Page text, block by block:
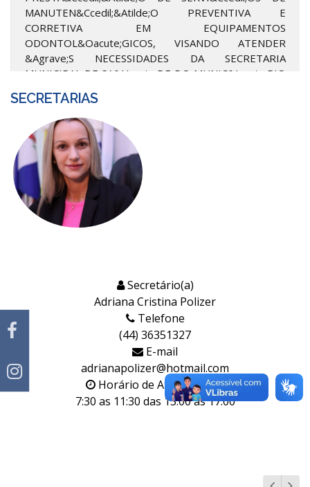
MANUTEN&Ccedil;&Atilde;O PREVENTIVA E
CORRETIVA EM EQUIPAMENTOS
ODONTOL&Oacute;GICOS, VISANDO ATENDER
&Agrave;S NECESSIDADES DA SECRETARIA
MUNICIPAL DE SA&Uacute;DE DO MUNIC&Iacute;PIO
SECRETARIAS
Secretário(a)
Adriana Cristina Polizer
Telefone
(44) 36351327
E-mail
adrianapolizer@hotmail.com
Horário de Atendimento
7:30 as 11:30 das 13:00 as 17:00